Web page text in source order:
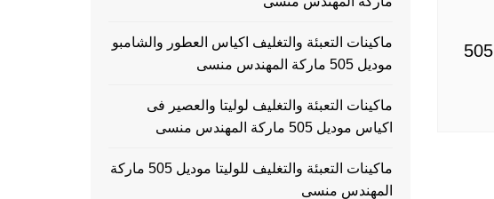
والصابون السائل اتوماتيك موديل 505
ماكينات التعبئة والتغليف اكياس العطور والشامبو
موديل 505 ماركة المهندس منسى
ماكينات التعبئة والتغليف لوليتا والعصير فى
اكياس موديل 505 ماركة المهندس منسى
ماكينات التعبئة والتغليف للوليتا موديل 505 ماركة
المهندس منسى